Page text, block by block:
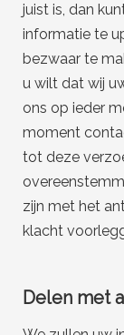
juist is, dan
informatie te
bezwaar te
u wilt dat wij
ons op ieder
moment
tot deze
zijn met het
klacht
Delen met